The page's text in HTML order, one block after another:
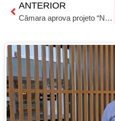
ANTERIOR
Câmara aprova projeto “Não é Não”